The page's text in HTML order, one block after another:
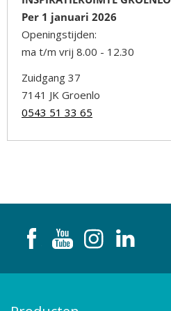
Per 1 januari 2026
Openingstijden:
ma t/m vrij 8.00 - 12.30
Zuidgang 37
7141 JK Groenlo
0543 51 33 65